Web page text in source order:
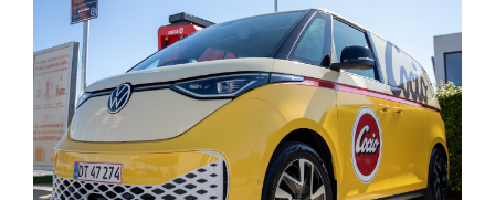
TILBEHØR
NYHEDER